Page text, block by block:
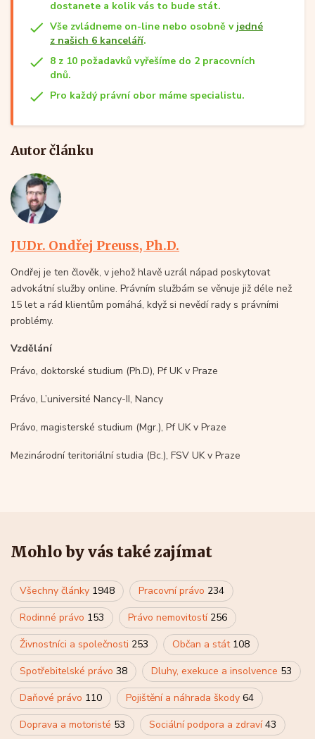
dostanete a kolik vás to bude stát.
Vše zvládneme on-line nebo osobně v jedné
z našich 6 kanceláří.
8 z 10 požadavků vyřešíme do 2 pracovních
dnů.
Pro každý právní obor máme specialistu.
Autor článku
JUDr. Ondřej Preuss, Ph.D.
Ondřej je ten člověk, v jehož hlavě uzrál nápad poskytovat
advokátní služby online. Právním službám se věnuje již déle než
15 let a rád klientům pomáhá, když si nevědí rady s právními
problémy.
Vzdělání
Právo, doktorské studium (Ph.D), Pf UK v Praze
Právo, L’université Nancy-II, Nancy
Právo, magisterské studium (Mgr.), Pf UK v Praze
Mezinárodní teritoriální studia (Bc.), FSV UK v Praze
Mohlo by vás také zajímat
Všechny články 1948 Pracovní právo 234
Rodinné právo 153 Právo nemovitostí 256
Živnostníci a společnosti 253 Občan a stát 108
Spotřebitelské právo 38 Dluhy, exekuce a insolvence 53
Daňové právo 110 Pojištění a náhrada škody 64
Doprava a motoristé 53 Sociální podpora a zdraví43